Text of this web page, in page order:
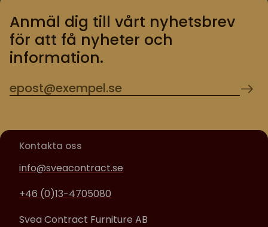
Anmäl dig till vårt nyhetsbrev
för att få nyheter och
information.
Kontakta oss
info@sveacontract.se
+46 (0)13-4705080
Svea Contract Furniture AB